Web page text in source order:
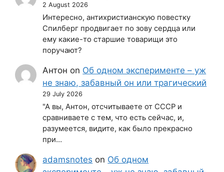
2 August 2026
Интересно, антихристианскую повестку
Спилберг продвигает по зову сердца или
ему какие-то старшие товарищи это
поручают?
Антон on Об одном эксперименте – уж
не знаю, забавный он или трагический
29 July 2026
"А вы, Антон, отсчитываете от СССР и
сравниваете с тем, что есть сейчас, и,
разумеется, видите, как было прекрасно
при…
adamsnotes on Об одном